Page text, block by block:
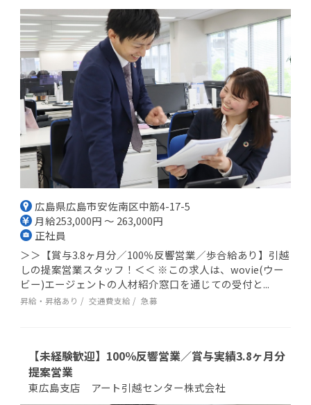
広島県広島市安佐南区中筋4-17-5
月給253,000円 ～ 263,000円
正社員
＞＞【賞与3.8ヶ月分／100％反響営業／歩合給あり】引越
しの提案営業スタッフ！＜＜ ※この求人は、wovie(ウー
ビー)エージェントの人材紹介窓口を通じての受付と...
昇給・昇格あり 交通費支給 急募
【未経験歓迎】100％反響営業／賞与実績3.8ヶ月分
提案営業
東広島支店 アート引越センター株式会社